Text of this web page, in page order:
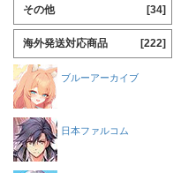
その他 [34]
海外発送対応商品 [222]
ブルーアーカイブ
日本ファルコム